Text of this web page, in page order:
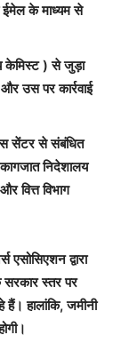
के माध्यम से
केमिस्ट ) से जुड़ा
उस पर कार्रवाई
सेंटर से संबंधित
निदेशालय
वित्त विभाग
द्वारा
स्तर पर
हैं। हालांकि, जमीनी